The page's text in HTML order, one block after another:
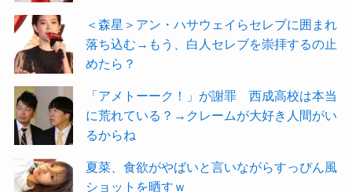
＜森星＞アン・ハサウェイらセレブに囲まれ
落ち込む→もう、白人セレブを崇拝するの止
めたら？
「アメトーーク！」が謝罪 西成高校は本当
に荒れている？→クレームが大好き人間がい
るからね
夏菜、食欲がやばいと言いながらすっぴん風
ショットを晒すｗ